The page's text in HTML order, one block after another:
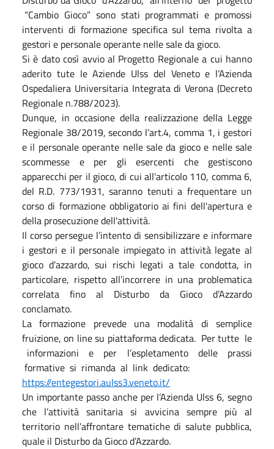
“Cambio Gioco” sono stati programmati e promossi
interventi di formazione specifica sul tema rivolta a
gestori e personale operante nelle sale da gioco.
Si è dato così avvio al Progetto Regionale a cui hanno
aderito tute le Aziende Ulss del Veneto e l’Azienda
Ospedaliera Universitaria Integrata di Verona (Decreto
Regionale n.788/2023).
Dunque, in occasione della realizzazione della Legge
Regionale 38/2019, secondo l’art.4, comma 1, i gestori
e il personale operante nelle sale da gioco e nelle sale
scommesse e per gli esercenti che gestiscono
apparecchi per il gioco, di cui all'articolo 110, comma 6,
del R.D. 773/1931, saranno tenuti a frequentare un
corso di formazione obbligatorio ai fini dell'apertura e
della prosecuzione dell'attività.
Il corso persegue l’intento di sensibilizzare e informare
i gestori e il personale impiegato in attività legate al
gioco d’azzardo, sui rischi legati a tale condotta, in
particolare, rispetto all’incorrere in una problematica
correlata fino al Disturbo da Gioco d’Azzardo
conclamato.
La formazione prevede una modalità di semplice
fruizione, on line su piattaforma dedicata. Per tutte le
informazioni e per l’espletamento delle prassi
formative si rimanda al link dedicato:
https://entegestori.aulss3.veneto.it/
Un importante passo anche per l’Azienda Ulss 6, segno
che l’attività sanitaria si avvicina sempre più al
territorio nell’affrontare tematiche di salute pubblica,
quale il Disturbo da Gioco d’Azzardo.